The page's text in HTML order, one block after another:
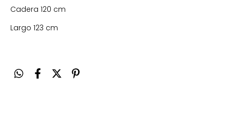
Cadera 120 cm
Largo 123 cm